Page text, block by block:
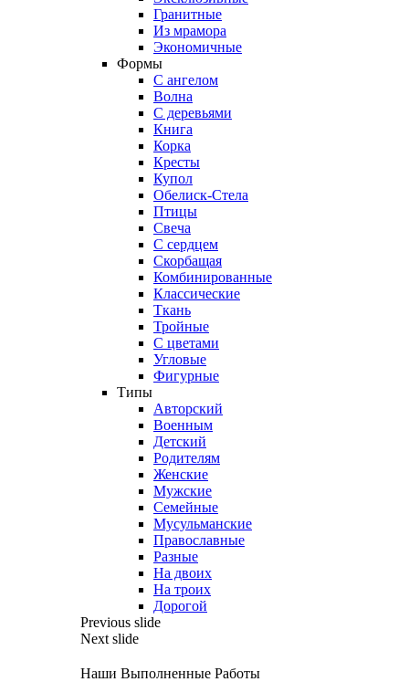
Гранитные
Из мрамора
Экономичные
Формы
С ангелом
Волна
С деревьями
Книга
Корка
Кресты
Купол
Обелиск-Стела
Птицы
Свеча
С сердцем
Скорбащая
Комбинированные
Классические
Ткань
Тройные
С цветами
Угловые
Фигурные
Типы
Авторский
Военным
Детский
Родителям
Женские
Мужские
Семейные
Мусульманские
Православные
Разные
На двоих
На троих
Дорогой
Previous slide
Next slide
Наши Выполненные Работы